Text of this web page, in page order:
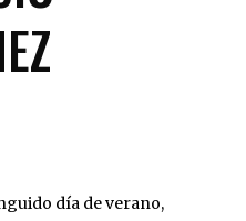
día de verano,